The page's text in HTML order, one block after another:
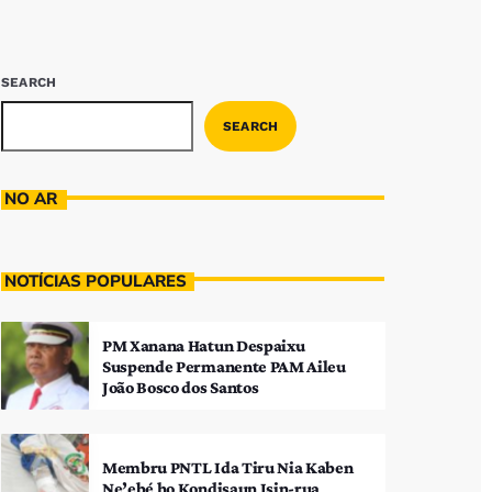
SEARCH
SEARCH
NO AR
NOTÍCIAS POPULARES
PM Xanana Hatun Despaixu
Suspende Permanente PAM Aileu
João Bosco dos Santos
Membru PNTL Ida Tiru Nia Kaben
Ne’ebé ho Kondisaun Isin-rua